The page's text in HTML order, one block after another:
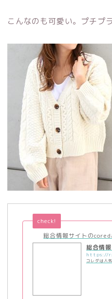
こんなのも可愛い。プチプラ
総合情報サイトの
check!
総合情
コレダは人